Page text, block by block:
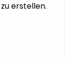
erstellen.